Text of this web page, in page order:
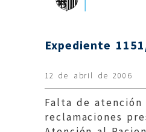
Expediente
12 de abril de 2006
Falta de atención
reclamaciones